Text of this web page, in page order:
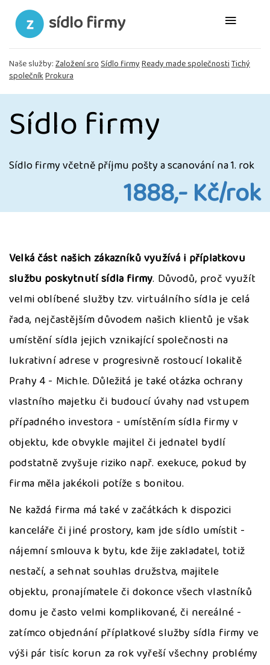
sídlo firmy
Naše služby:Založení sroSídlo firmyReady made společnostiTichý
společníkProkura
Sídlo firmy
Sídlo firmy včetně příjmu pošty a scanování na 1. rok
1888,- Kč/rok
Velká část našich zákazníků využívá i příplatkovu
službu poskytnutí sídla firmy. Důvodů, proč využít
velmi oblíbené služby tzv. virtuálního sídla je celá
řada, nejčastějším důvodem našich klientů je však
umístění sídla jejich vznikající společnosti na
lukrativní adrese v progresivně rostoucí lokalitě
Prahy 4 - Michle. Důležitá je také otázka ochrany
vlastního majetku či budoucí úvahy nad vstupem
případného investora - umístěním sídla firmy v
objektu, kde obvykle majitel či jednatel bydlí
podstatně zvyšuje riziko např. exekuce, pokud by
firma měla jakékoli potíže s bonitou.
Ne každá firma má také v začátkách k dispozici
kanceláře či jiné prostory, kam jde sídlo umístit -
nájemní smlouva k bytu, kde žije zakladatel, totiž
nestačí, a sehnat souhlas družstva, majitele
objektu, pronajímatele či dokonce všech vlastníků
domu je často velmi komplikované, či nereálné -
zatímco objednání příplatkové služby sídla firmy ve
výši pár tisíc korun za rok vyřeší všechny problémy